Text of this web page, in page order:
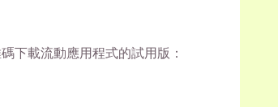
下載流動應用程式的試用版：